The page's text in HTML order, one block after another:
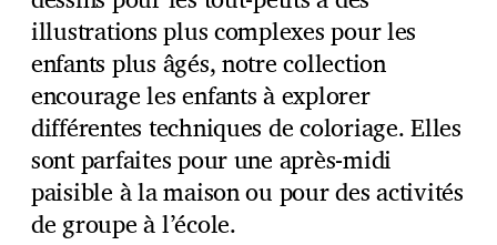
illustrations plus complexes pour les
enfants plus âgés, notre collection
encourage les enfants à explorer
différentes techniques de coloriage. Elles
sont parfaites pour une après-midi
paisible à la maison ou pour des activités
de groupe à l’école.